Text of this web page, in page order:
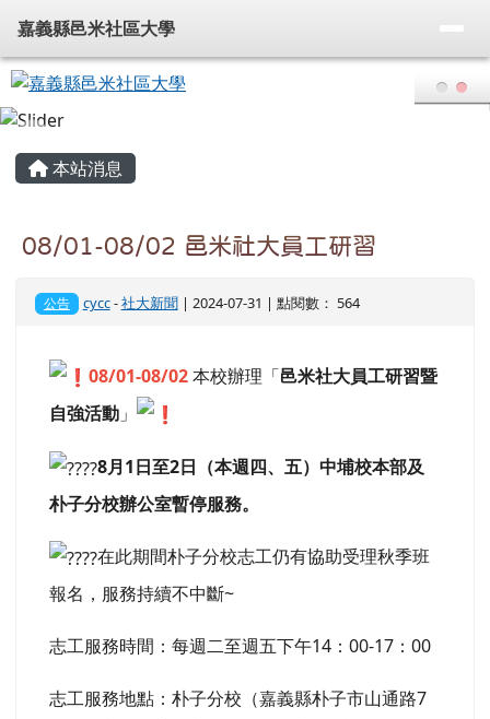
嘉義縣邑米社區大學
導覽列
嘉義縣邑米社區大學
主內容區域
本站消息
08/01-08/02 邑米社大員工研習
公告 cycc-社大新聞| 2024-07-31 | 點閱數： 564
08/01-08/02本校辦理「邑米社大員工研習暨
自強活動 」
8月1日至2日（本週四、五）中埔校本部及
朴子分校辦公室暫停服務。
在此期間朴子分校志工仍有協助受理秋季班
報名，服務持續不中斷~
志工服務時間：每週二至週五下午14：00-17：00
志工服務地點：朴子分校（嘉義縣朴子市山通路7
頁尾區域